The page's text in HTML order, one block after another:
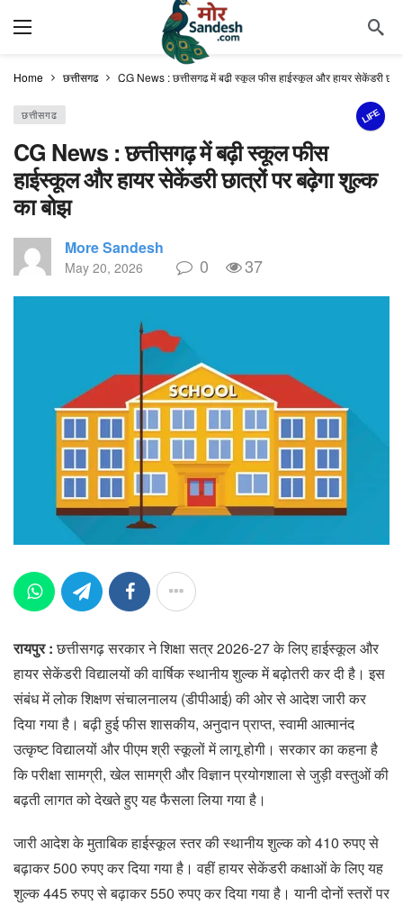
Home छत्तीसगढ CG News : छत्तीसगढ़ में बढ़ी स्कूल फीस हाईस्कूल और हायर सेकेंडरी
LIFE
छत्तीसगढ
CG News : छत्तीसगढ़ में बढ़ी स्कूल फीस
हाईस्कूल और हायर सेकेंडरी छात्रों पर बढ़ेगा शुल्क
का बोझ
More Sandesh
May 20, 2026 0 37
रायपुर :छत्तीसगढ़ सरकार ने शिक्षा सत्र 2026-27 के लिए हाईस्कूल और
हायर सेकेंडरी विद्यालयों की वार्षिक स्थानीय शुल्क में बढ़ोतरी कर दी है। इस
संबंध में लोक शिक्षण संचालनालय (डीपीआई) की ओर से आदेश जारी कर
दिया गया है। बढ़ी हुई फीस शासकीय, अनुदान प्राप्त, स्वामी आत्मानंद
उत्कृष्ट विद्यालयों और पीएम श्री स्कूलों में लागू होगी। सरकार का कहना है
कि परीक्षा सामग्री, खेल सामग्री और विज्ञान प्रयोगशाला से जुड़ी वस्तुओं की
बढ़ती लागत को देखते हुए यह फैसला लिया गया है।
जारी आदेश के मुताबिक हाईस्कूल स्तर की स्थानीय शुल्क को 410 रुपए से
बढ़ाकर 500 रुपए कर दिया गया है। वहीं हायर सेकेंडरी कक्षाओं के लिए यह
शुल्क 445 रुपए से बढ़ाकर 550 रुपए कर दिया गया है। यानी दोनों स्तरों पर